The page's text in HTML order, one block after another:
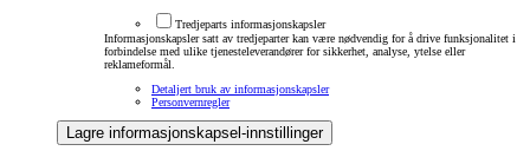
Tredjeparts informasjonskapsler
Informasjonskapsler satt av tredjeparter kan være nødvendig for å drive funksjonalitet i
forbindelse med ulike tjenesteleverandører for sikkerhet, analyse, ytelse eller
reklameformål.
Detaljert bruk av informasjonskapsler
Personvernregler
Lagre informasjonskapsel-innstillinger